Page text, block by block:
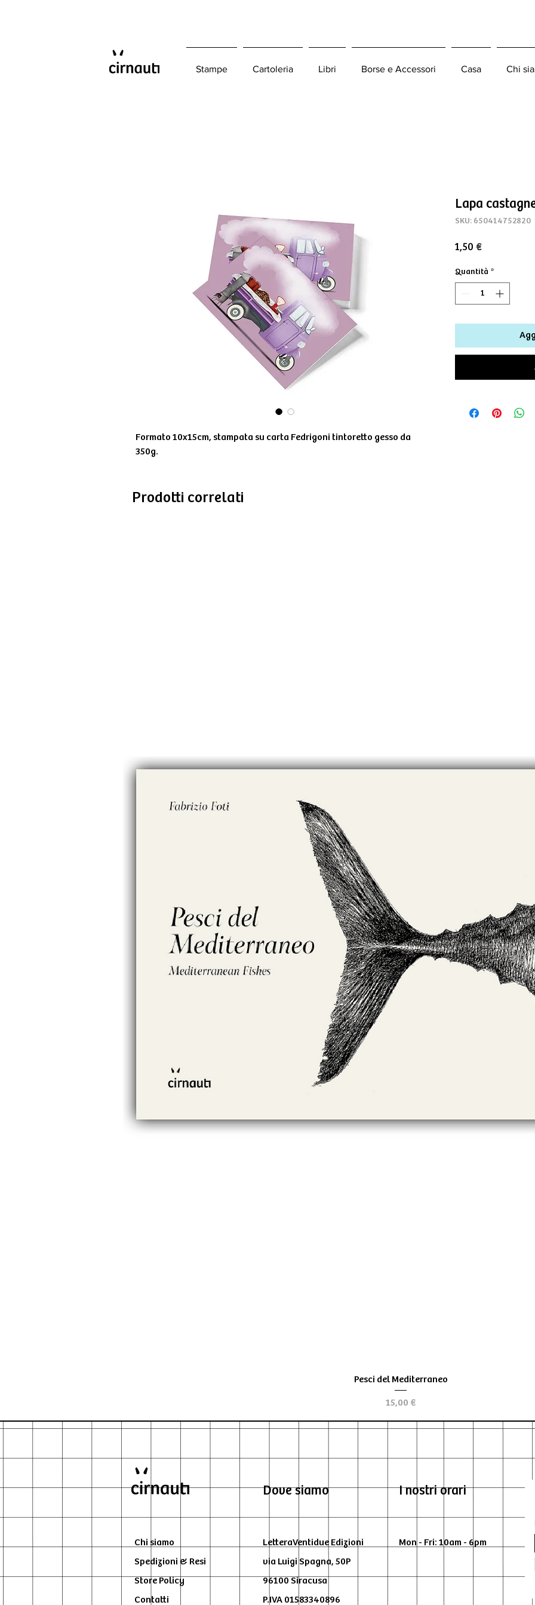
Stampe Cartoleria Libri Borse e Accessori Casa Chi
Formato 10x15cm, stampata su carta Fedrigoni tintoretto gesso da
350g.
Lapa
SKU: 650414752820
1,50 €Prezzo
Quantità *
Prodotti correlati
Vista rapida
Pesci del Mediterraneo
Prezzo
15,00 €
Chi siamo
Spedizioni & Resi
Store Policy
Contatti
Dove siamo
LetteraVentidue Edizioni
via Luigi Spagna, 50P
96100 Siracusa
P.IVA 01583340896
I nostri orari
Mon - Fri: 10am - 6pm